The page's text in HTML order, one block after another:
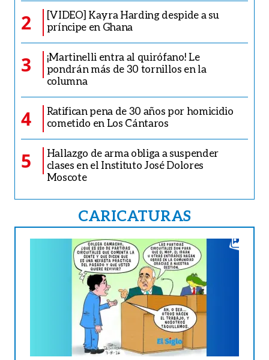
2
[VIDEO] Kayra Harding despide a su
príncipe en Ghana
3
¡Martinelli entra al quirófano! Le
pondrán más de 30 tornillos en la
columna
4
Ratifican pena de 30 años por homicidio
cometido en Los Cántaros
5
Hallazgo de arma obliga a suspender
clases en el Instituto José Dolores
Moscote
CARICATURAS